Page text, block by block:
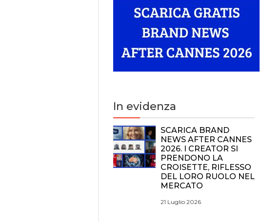
In evidenza
SCARICA BRAND
NEWS AFTER CANNES
2026. I CREATOR SI
PRENDONO LA
CROISETTE, RIFLESSO
DEL LORO RUOLO NEL
MERCATO
21 Luglio 2026